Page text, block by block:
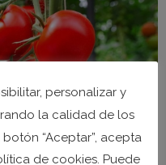
personalizar y
la calidad de los
“Aceptar”, acepta
de cookies. Puede